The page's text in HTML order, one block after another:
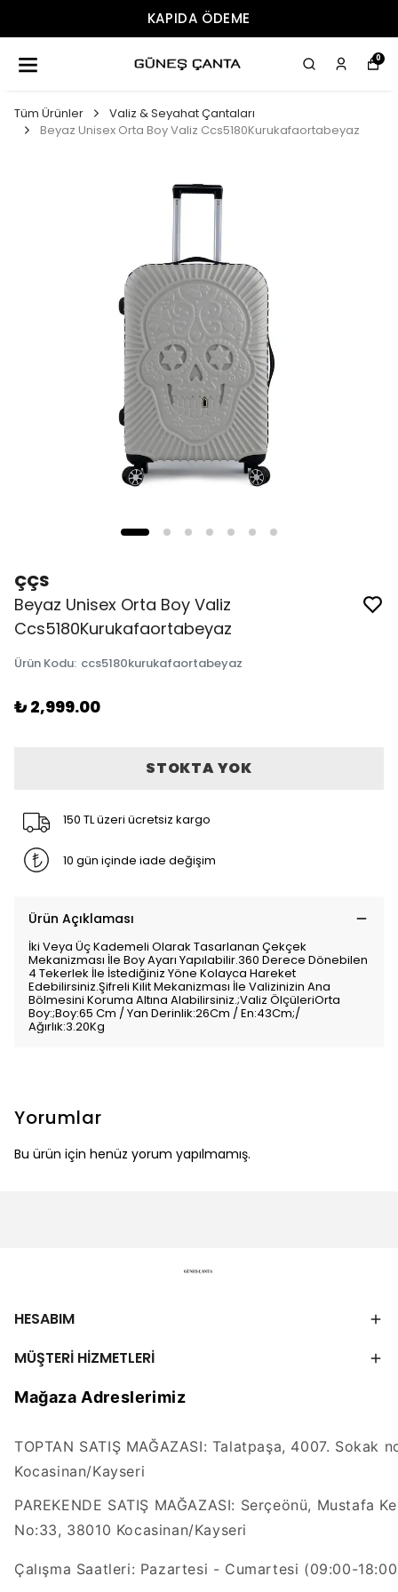
KAPIDA ÖDEME
0
Tüm Ürünler
Valiz & Seyahat Çantaları
Beyaz Unisex Orta Boy Valiz Ccs5180Kurukafaortabeyaz
ÇÇS
Beyaz Unisex Orta Boy Valiz
Ccs5180Kurukafaortabeyaz
Ürün Kodu: ccs5180kurukafaortabeyaz
₺ 2,999.00
STOKTA YOK
150 TL üzeri ücretsiz kargo
10 gün içinde iade değişim
Ürün Açıklaması
İki Veya Üç Kademeli Olarak Tasarlanan Çekçek
Mekanizması İle Boy Ayarı Yapılabilir.360 Derece Dönebilen
4 Tekerlek İle İstediğiniz Yöne Kolayca Hareket
Edebilirsiniz.Şifreli Kilit Mekanizması İle Valizinizin Ana
Bölmesini Koruma Altına Alabilirsiniz.;Valiz ÖlçüleriOrta
Boy:;Boy:65 Cm / Yan Derinlik:26Cm / En:43Cm;/
Ağırlık:3.20Kg
Yorumlar
Bu ürün için henüz yorum yapılmamış.
HESABIM
MÜŞTERİ HİZMETLERİ
Mağaza Adreslerimiz
TOPTAN SATIŞ MAĞAZASI: Talatpaşa, 4007. Sokak
Kocasinan/Kayseri
PAREKENDE SATIŞ MAĞAZASI: Serçeönü, Mustafa
No:33, 38010 Kocasinan/Kayseri
Çalışma Saatleri: Pazartesi - Cumartesi (09:00-